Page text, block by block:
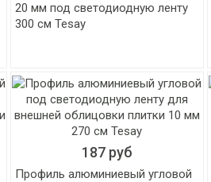
20 мм под светодиодную ленту
300 см Tesay
187 руб
Профиль алюминиевый угловой